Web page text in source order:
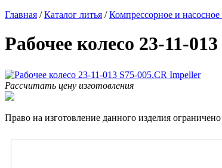
Главная /Каталог литья /Компрессорное и насосное
Рабочее колесо 23-11-
Рассчитать цену изготовления
Право на изготовление данного изделия